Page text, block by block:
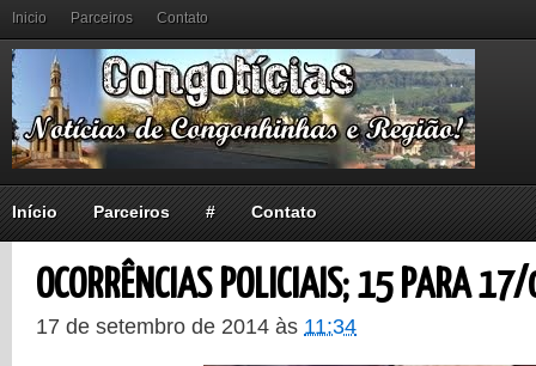
Inicio Parceiros Contato
Início Parceiros # Contato
OCORRÊNCIAS POLICIAIS; 15 PARA
17 de setembro de 2014 às 11:34